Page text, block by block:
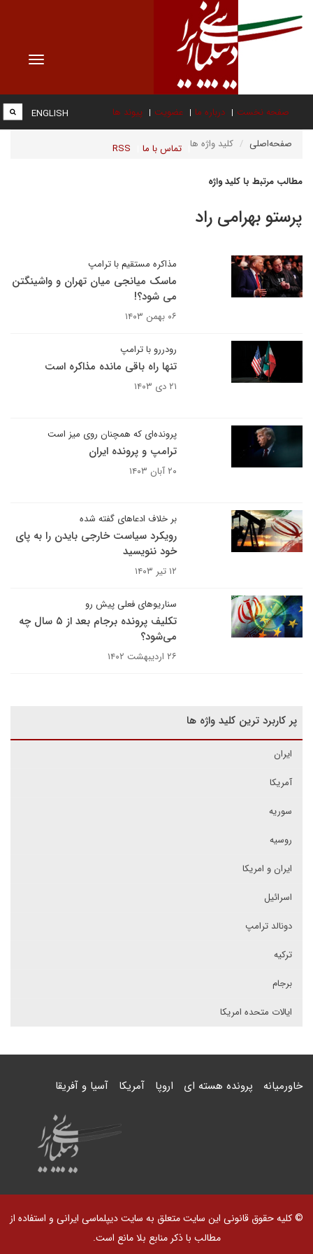
Toggle
صفحه نخست درباره ما عضویت پیوند ها
تماس با ما RSS
ENGLISH
صفحه‌اصلی کلید واژه ها
مطالب مرتبط با کلید واژه
پرستو بهرامی راد
مذاکره مستقیم با ترامپ
ماسک میانجی میان تهران و واشینگتن
می شود؟!
۰۶ بهمن ۱۴۰۳
رودررو با ترامپ
تنها راه باقی مانده مذاکره است
۲۱ دی ۱۴۰۳
پرونده‌ای که همچنان روی میز است
ترامپ و پرونده ایران
۲۰ آبان ۱۴۰۳
بر خلاف ادعاهای گفته شده
رویکرد سیاست خارجی بایدن را به پای
خود ننویسید
۱۲ تیر ۱۴۰۳
سناریوهای فعلی پیش رو
تکلیف پرونده برجام بعد از ۵ سال چه
می‌شود؟
۲۶ اردیبهشت ۱۴۰۲
پر کاربرد ترین کلید واژه ها
ایران
آمریکا
سوریه
روسیه
ایران و امریکا
اسرائیل
دونالد ترامپ
ترکیه
برجام
ایالات متحده امریکا
خاورمیانه پرونده هسته ای اروپا آمریکا آسیا و آفریقا
© کلیه حقوق قانونی این سایت متعلق به سایت دیپلماسی ایرانی و استفاده از
مطالب با ذکر منابع بلا مانع است.